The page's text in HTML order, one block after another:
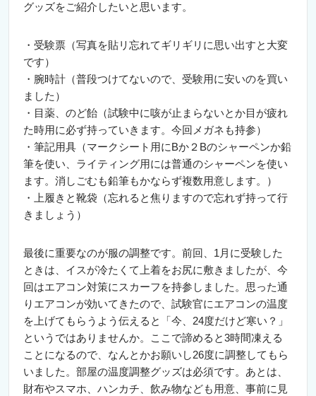
グッズをご紹介したいと思います。
・受験票（写真を貼リ忘れてギリギリに思い出すと大変
です）
・腕時計（普段つけてないので、受験用に安いのを買い
ました）
・目薬、のど飴（試験中に咳が止まらないとか目が疲れ
た時用に必ず持っていきます。今回メガネも持参）
・筆記用具（マークシート用にBか２Bのシャーペンか鉛
筆を使い、ライティング用には普通のシャーペンを使い
ます。消しごむも鉛筆もかならず複数用意します。）
・上履きと靴袋（忘れると焦りますので忘れず持って行
きましょう）
最後に重要なのが服の調整です。前回、1月に受験した
ときは、イスが冷たくて上着をお尻に敷きましたが、今
回はエアコン対策にスカーフを持参しました。思った通
りエアコンが効いてきたので、試験官にエアコンの温度
を上げてもらうよう伝えると「今、24度だけど寒い？」
というではありませんか。ここで諦めると3時間凍える
ことになるので、なんとかお願いし26度に調整してもら
いました。部屋の温度調整グッズは必須です。あとは、
財布やスマホ、ハンカチ、飲み物なども用意、事前に見